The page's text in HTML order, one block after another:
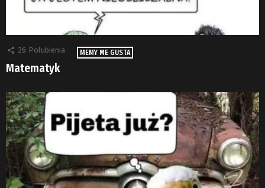
26 Polubienia MEMY ME GUSTA
Matematyk